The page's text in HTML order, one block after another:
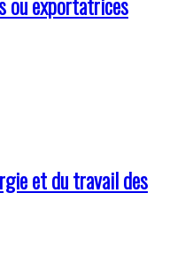
et du travail des